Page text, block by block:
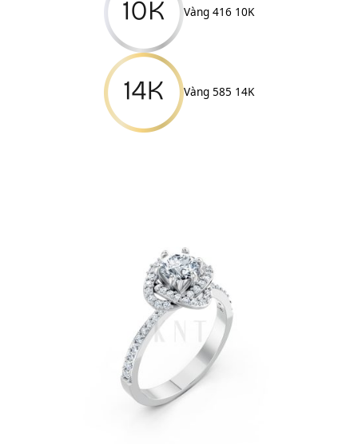
Vàng 416 10K
Vàng 585 14K